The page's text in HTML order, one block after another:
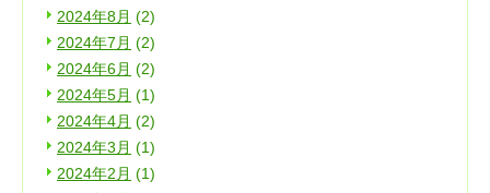
2024年8月 (2)
2024年7月 (2)
2024年6月 (2)
2024年5月 (1)
2024年4月 (2)
2024年3月 (1)
2024年2月 (1)